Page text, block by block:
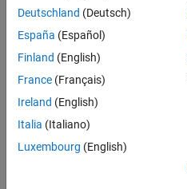
36935-
Ingénierie
de
la
FR-
Deutschland (Deutsch)
España (Español)
Finland (English)
France (Français)
Ireland (English)
Italia (Italiano)
Luxembourg (English)